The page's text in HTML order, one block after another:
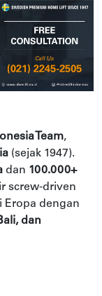
Team,
(sejak 1947).
dan 100.000+
screw-driven
Eropa dengan
dan